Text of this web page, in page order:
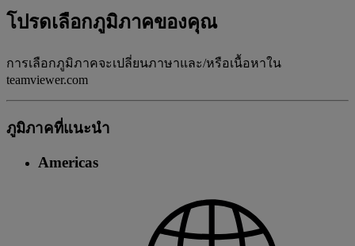
โปรดเลือกภูมิภาคของคุณ
การเลือกภูมิภาคจะเปลี่ยนภาษาและ/หรือเนื้อหาใน
teamviewer.com
ภูมิภาคที่แนะนํา
Americas